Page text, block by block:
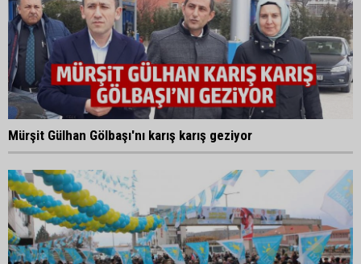
Mürşit Gülhan Gölbaşı'nı karış karış geziyor